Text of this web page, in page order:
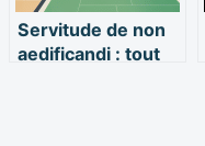
Servitude de non
aedificandi : tout